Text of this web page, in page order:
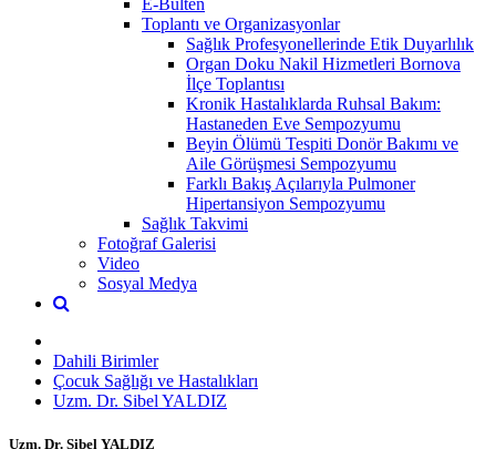
Toplantı ve Organizasyonlar
Sağlık Profesyonellerinde Etik Duyarlılık
Organ Doku Nakil Hizmetleri Bornova
İlçe Toplantısı
Kronik Hastalıklarda Ruhsal Bakım:
Hastaneden Eve Sempozyumu
Beyin Ölümü Tespiti Donör Bakımı ve
Aile Görüşmesi Sempozyumu
Farklı Bakış Açılarıyla Pulmoner
Hipertansiyon Sempozyumu
Sağlık Takvimi
Fotoğraf Galerisi
Video
Sosyal Medya
Dahili Birimler
Çocuk Sağlığı ve Hastalıkları
Uzm. Dr. Sibel YALDIZ
Uzm. Dr. Sibel YALDIZ